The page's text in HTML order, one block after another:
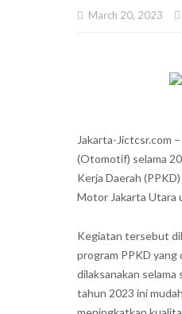
March 20, 2023
Jakarta-Jictcsr.com
(Otomotif) selama
Kerja Daerah
Motor Jakarta Utara
Kegiatan tersebut
program PPKD yang
dilaksanakan
tahun 2023 ini